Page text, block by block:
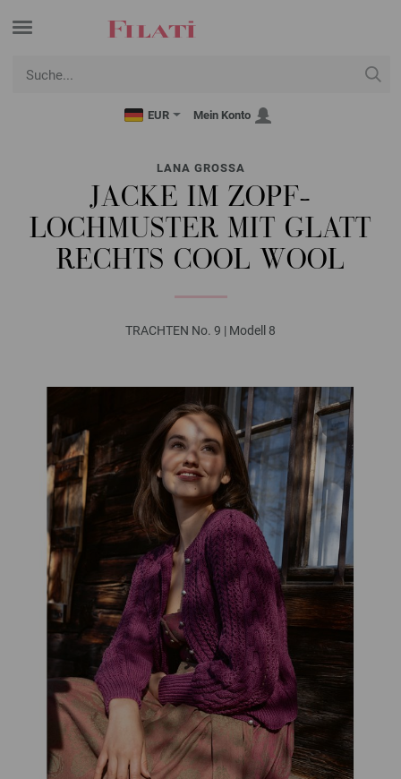
EUR Mein Konto
LANA GROSSA
JACKE IM ZOPF-
LOCHMUSTER MIT GLATT
RECHTS COOL WOOL
TRACHTEN No. 9 | Modell 8